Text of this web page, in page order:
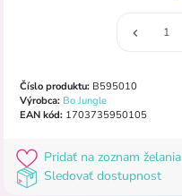
Číslo produktu:B595010
Výrobca: Bo Jungle
EAN kód:1703735950105
Pridať na zoznam želania
Sledovať dostupnost